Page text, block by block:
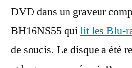
DVD dans un graveur
BH16NS55 quilit les Blu-
de soucis. Le disque a été